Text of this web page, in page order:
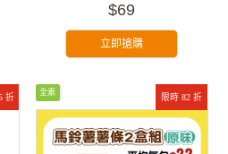
$69
立即搶購
折 限時 82 折
全素